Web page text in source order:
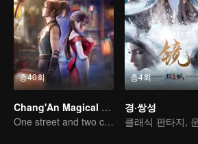
총40회
Chang'An Magical Street
One street and two circles, alternating day and night.
총4회
경·쌍성